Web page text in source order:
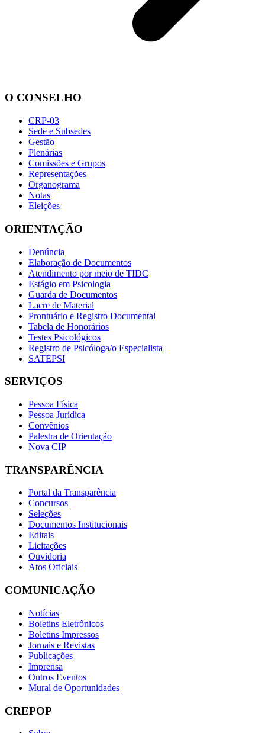
O CONSELHO
CRP-03
Sede e Subsedes
Gestão
Plenárias
Comissões e Grupos
Representações
Organograma
Notas
Eleições
ORIENTAÇÃO
Denúncia
Elaboração de Documentos
Atendimento por meio de TIDC
Estágio em Psicologia
Guarda de Documentos
Lacre de Material
Prontuário e Registro Documental
Tabela de Honorários
Testes Psicológicos
Registro de Psicóloga/o Especialista
SATEPSI
SERVIÇOS
Pessoa Física
Pessoa Jurídica
Convênios
Palestra de Orientação
Nova CIP
TRANSPARÊNCIA
Portal da Transparência
Concursos
Seleções
Documentos Institucionais
Editais
Licitações
Ouvidoria
Atos Oficiais
COMUNICAÇÃO
Notícias
Boletins Eletrônicos
Boletins Impressos
Jornais e Revistas
Publicações
Imprensa
Outros Eventos
Mural de Oportunidades
CREPOP